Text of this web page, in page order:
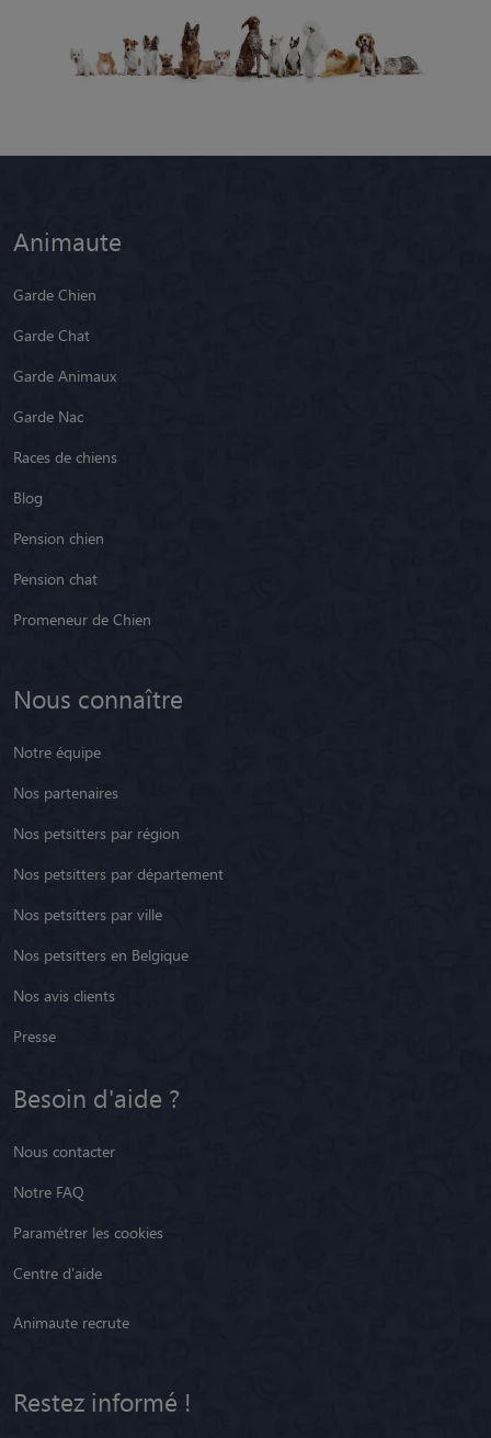
Animaute
Garde Chien
Garde Chat
Garde Animaux
Garde Nac
Races de chiens
Blog
Pension chien
Pension chat
Promeneur de Chien
Nous connaître
Notre équipe
Nos partenaires
Nos petsitters par région
Nos petsitters par département
Nos petsitters par ville
Nos petsitters en Belgique
Nos avis clients
Presse
Besoin d'aide ?
Nous contacter
Notre FAQ
Paramétrer les cookies
Centre d'aide
Animaute recrute
Restez informé !